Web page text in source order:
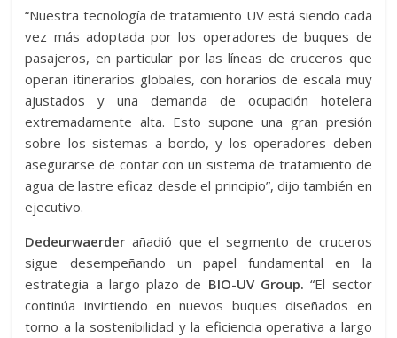
“Nuestra tecnología de tratamiento UV está siendo cada
vez más adoptada por los operadores de buques de
pasajeros, en particular por las líneas de cruceros que
operan itinerarios globales, con horarios de escala muy
ajustados y una demanda de ocupación hotelera
extremadamente alta. Esto supone una gran presión
sobre los sistemas a bordo, y los operadores deben
asegurarse de contar con un sistema de tratamiento de
agua de lastre eficaz desde el principio”, dijo también en
ejecutivo.
Dedeurwaerder añadió que el segmento de cruceros
sigue desempeñando un papel fundamental en la
estrategia a largo plazo de BIO-UV Group. “El sector
continúa invirtiendo en nuevos buques diseñados en
torno a la sostenibilidad y la eficiencia operativa a largo